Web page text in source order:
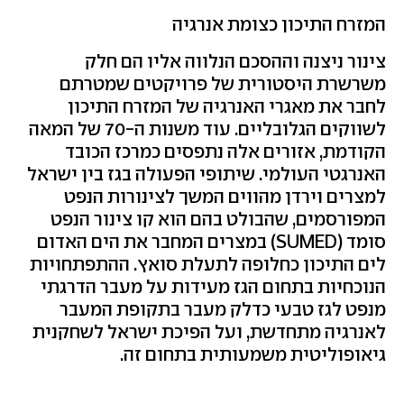
המזרח התיכון כצומת אנרגיה
צינור ניצנה וההסכם הנלווה אליו הם חלק
משרשרת היסטורית של פרויקטים שמטרתם
לחבר את מאגרי האנרגיה של המזרח התיכון
לשווקים הגלובליים. עוד משנות ה-70 של המאה
הקודמת, אזורים אלה נתפסים כמרכז הכובד
האנרגטי העולמי. שיתופי הפעולה בגז בין ישראל
למצרים וירדן מהווים המשך לצינורות הנפט
המפורסמים, שהבולט בהם הוא קו צינור הנפט
סומד (SUMED) במצרים המחבר את הים האדום
לים התיכון כחלופה לתעלת סואץ. ההתפתחויות
הנוכחיות בתחום הגז מעידות על מעבר הדרגתי
מנפט לגז טבעי כדלק מעבר בתקופת המעבר
לאנרגיה מתחדשת, ועל הפיכת ישראל לשחקנית
גיאופוליטית משמעותית בתחום זה.